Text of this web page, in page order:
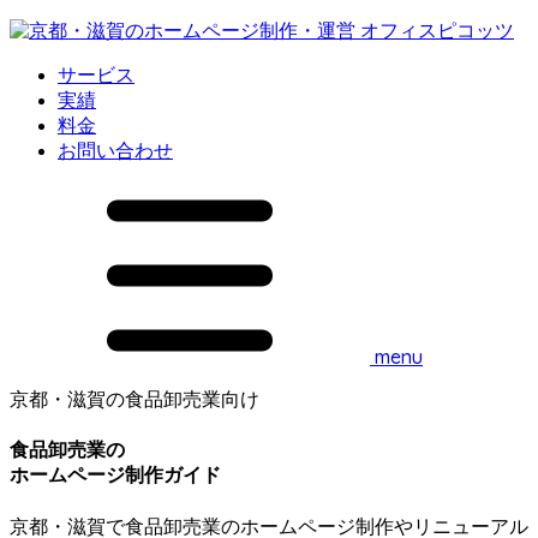
サービス
実績
料金
お問い合わせ
menu
京都・滋賀の食品卸売業向け
食品卸売業の
ホームページ制作ガイド
京都・滋賀で食品卸売業のホームページ制作やリニューアル